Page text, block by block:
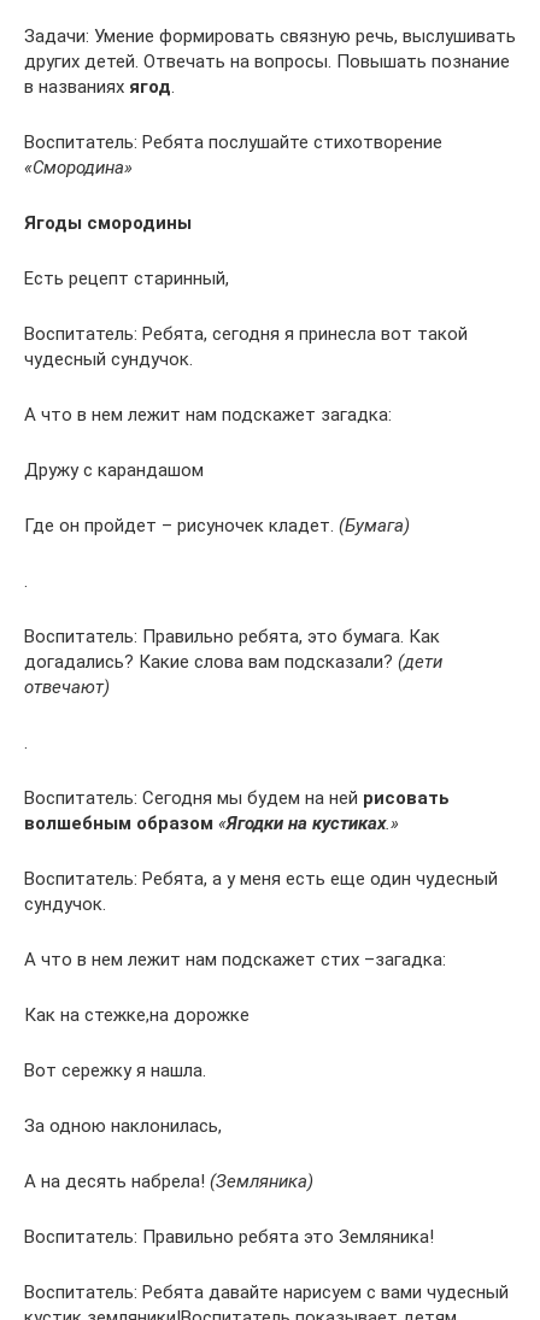
Задачи: Умение формировать связную речь, выслушивать
других детей. Отвечать на вопросы. Повышать познание
в названиях ягод.
Воспитатель: Ребята послушайте стихотворение
«Смородина»
Ягоды смородины
Есть рецепт старинный,
Воспитатель: Ребята, сегодня я принесла вот такой
чудесный сундучок.
А что в нем лежит нам подскажет загадка:
Дружу с карандашом
Где он пройдет – рисуночек кладет. (Бумага)
.
Воспитатель: Правильно ребята, это бумага. Как
догадались? Какие слова вам подсказали? (дети
отвечают)
.
Воспитатель: Сегодня мы будем на ней рисовать
волшебным образом «Ягодки на кустиках.»
Воспитатель: Ребята, а у меня есть еще один чудесный
сундучок.
А что в нем лежит нам подскажет стих –загадка:
Как на стежке,на дорожке
Вот сережку я нашла.
За одною наклонилась,
А на десять набрела! (Земляника)
Воспитатель: Правильно ребята это Земляника!
Воспитатель: Ребята давайте нарисуем с вами чудесный